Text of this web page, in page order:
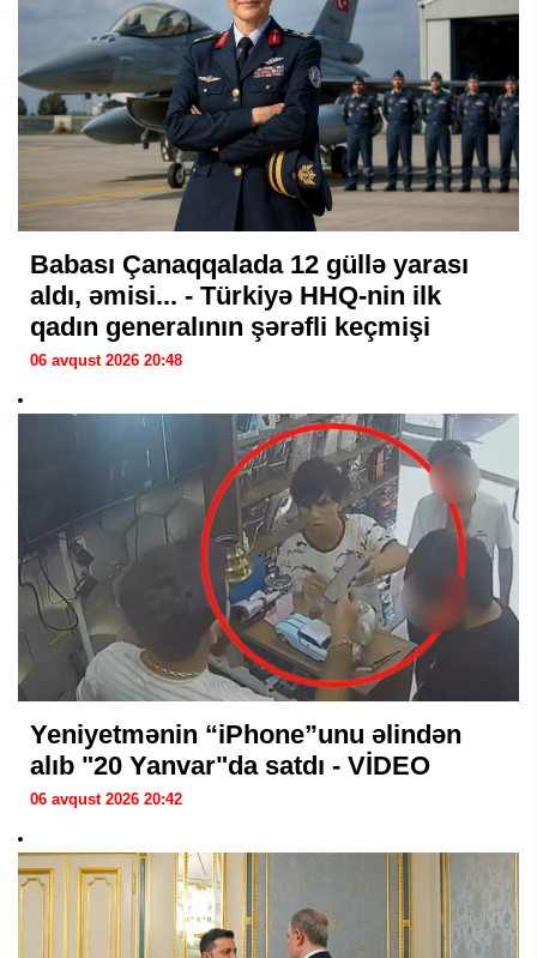
Babası Çanaqqalada 12 güllə yarası
aldı, əmisi... - Türkiyə HHQ-nin ilk
qadın generalının şərəfli keçmişi
06 avqust 2026 20:48
Yeniyetmənin “iPhone”unu əlindən
alıb "20 Yanvar"da satdı - VİDEO
06 avqust 2026 20:42